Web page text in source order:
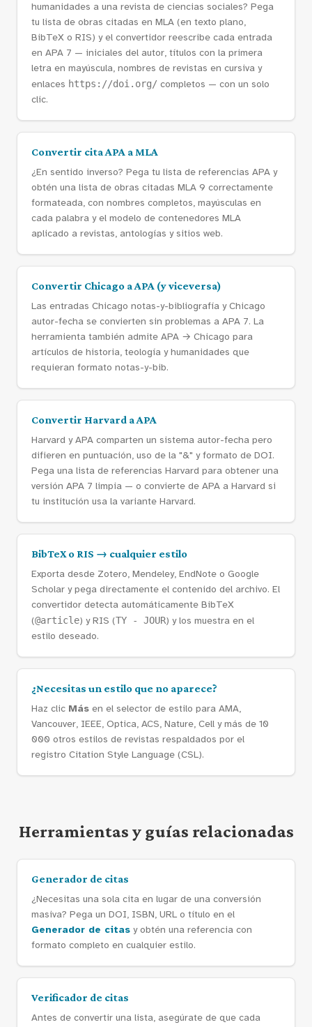
humanidades a una revista de ciencias sociales? Pega
tu lista de obras citadas en MLA (en texto plano,
BibTeX o RIS) y el convertidor reescribe cada entrada
en APA 7 — iniciales del autor, títulos con la primera
letra en mayúscula, nombres de revistas en cursiva y
enlaces https://doi.org/ completos — con un solo
clic.
Convertir cita APA a MLA
¿En sentido inverso? Pega tu lista de referencias APA y
obtén una lista de obras citadas MLA 9 correctamente
formateada, con nombres completos, mayúsculas en
cada palabra y el modelo de contenedores MLA
aplicado a revistas, antologías y sitios web.
Convertir Chicago a APA (y viceversa)
Las entradas Chicago notas-y-bibliografía y Chicago
autor-fecha se convierten sin problemas a APA 7. La
herramienta también admite APA → Chicago para
artículos de historia, teología y humanidades que
requieran formato notas-y-bib.
Convertir Harvard a APA
Harvard y APA comparten un sistema autor-fecha pero
difieren en puntuación, uso de la "&" y formato de DOI.
Pega una lista de referencias Harvard para obtener una
versión APA 7 limpia — o convierte de APA a Harvard si
tu institución usa la variante Harvard.
BibTeX o RIS → cualquier estilo
Exporta desde Zotero, Mendeley, EndNote o Google
Scholar y pega directamente el contenido del archivo. El
convertidor detecta automáticamente BibTeX
(@article) y RIS (TY - JOUR) y los muestra en el
estilo deseado.
¿Necesitas un estilo que no aparece?
Haz clic Más en el selector de estilo para AMA,
Vancouver, IEEE, Optica, ACS, Nature, Cell y más de 10
000 otros estilos de revistas respaldados por el
registro Citation Style Language (CSL).
Herramientas y guías relacionadas
Generador de citas
¿Necesitas una sola cita en lugar de una conversión
masiva? Pega un DOI, ISBN, URL o título en el
Generador de citas y obtén una referencia con
formato completo en cualquier estilo.
Verificador de citas
Antes de convertir una lista, asegúrate de que cada